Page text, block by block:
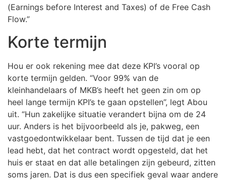
(Earnings before Interest and Taxes) of de Free Cash
Flow.”
Korte termijn
Hou er ook rekening mee dat deze KPI’s vooral op
korte termijn gelden. “Voor 99% van de
kleinhandelaars of MKB’s heeft het geen zin om op
heel lange termijn KPI’s te gaan opstellen”, legt Abou
uit. “Hun zakelijke situatie verandert bijna om de 24
uur. Anders is het bijvoorbeeld als je, pakweg, een
vastgoedontwikkelaar bent. Tussen de tijd dat je een
lead hebt, dat het contract wordt opgesteld, dat het
huis er staat en dat alle betalingen zijn gebeurd, zitten
soms jaren. Dat is dus een specifiek geval waar andere